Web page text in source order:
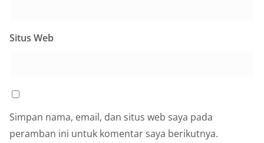
Situs Web
Simpan nama, email, dan situs web saya pada
peramban ini untuk komentar saya berikutnya.